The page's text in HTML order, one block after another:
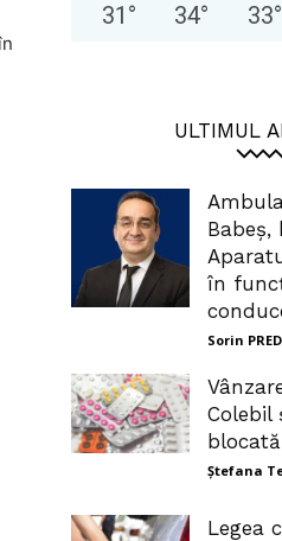
31 ° 34° 33°
ULTIMUL
Babeș,
în
Sorin
Colebil
blocată
Ștefana
Legea